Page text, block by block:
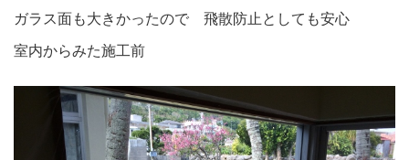
ガラス面も大きかったので 飛散防止としても安心
室内からみた施工前